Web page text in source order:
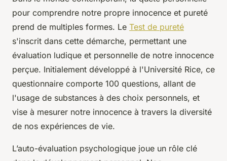
pour comprendre notre propre innocence et pureté
prend de multiples formes. Le Test de pureté
s'inscrit dans cette démarche, permettant une
évaluation ludique et personnelle de notre innocence
perçue. Initialement développé à l'Université Rice, ce
questionnaire comporte 100 questions, allant de
l'usage de substances à des choix personnels, et
vise à mesurer notre innocence à travers la diversité
de nos expériences de vie.
L’auto-évaluation psychologique joue un rôle clé